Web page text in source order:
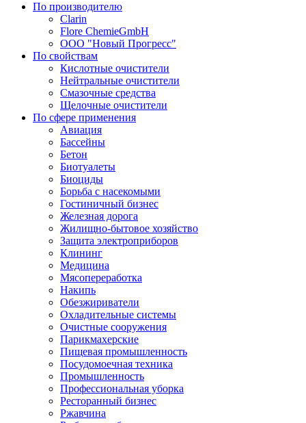
По производителю
Clarin
Flore ChemieGmbH
ООО "Новый Прогресс"
По свойствам
Кислотные очистители
Нейтральные очистители
Смазочные средства
Щелочные очистители
По сфере применения
Авиация
Бассейны
Бетон
Биотуалеты
Биоциды
Борьба с насекомыми
Гостиничный бизнес
Железная дорога
Жилищно-бытовое хозяйство
Защита электроприборов
Клининг
Медицина
Мясопереработка
Накипь
Обезжириватели
Охладительные системы
Очистные сооружения
Парикмахерские
Пищевая промышленность
Посудомоечная техника
Промышленность
Профессиональная уборка
Ресторанный бизнес
Ржавчина